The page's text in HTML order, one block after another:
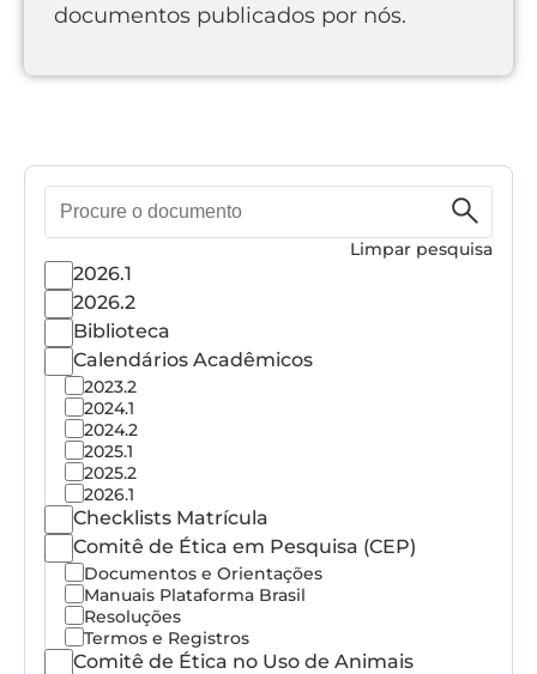
documentos publicados por nós.
de
Limpar pesquisa
2026.1
2026.2
Biblioteca
Calendários Acadêmicos
2023.2
2024.1
2024.2
2025.1
2025.2
2026.1
Checklists Matrícula
Comitê de Ética em Pesquisa (CEP)
Documentos e Orientações
Manuais Plataforma Brasil
Resoluções
Termos e Registros
Comitê de Ética no Uso de Animais